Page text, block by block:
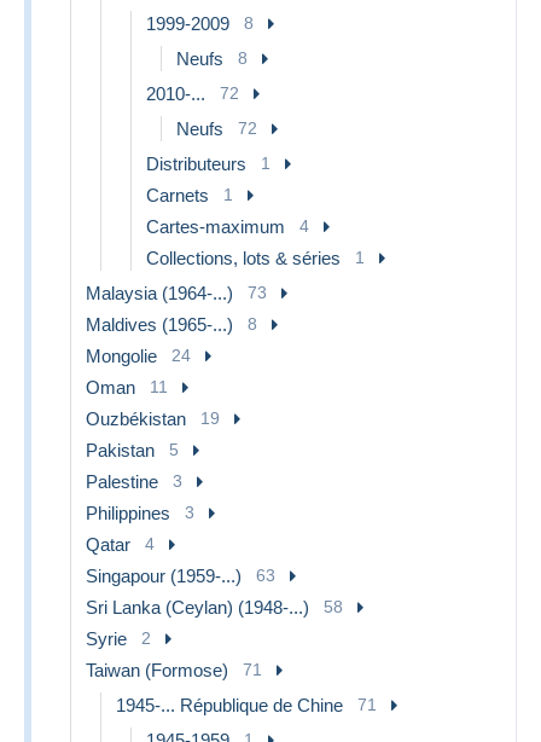
1999-2009 8
Neufs 8
2010-... 72
Neufs 72
Distributeurs 1
Carnets 1
Cartes-maximum 4
Collections, lots & séries 1
Malaysia (1964-...) 73
Maldives (1965-...) 8
Mongolie 24
Oman 11
Ouzbékistan 19
Pakistan 5
Palestine 3
Philippines 3
Qatar 4
Singapour (1959-...) 63
Sri Lanka (Ceylan) (1948-...) 58
Syrie 2
Taiwan (Formose) 71
1945-... République de Chine 71